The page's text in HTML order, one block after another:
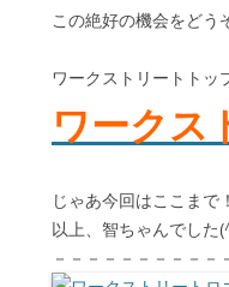
この絶好の機会をど
ワークストリートトッ
ワークス
じゃあ今回はここまで！
以上、智ちゃんでした
－－－－－－－－－－